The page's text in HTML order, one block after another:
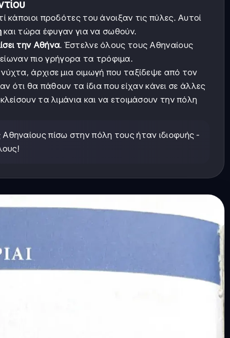
προδότες του άνοιξαν τις πύλες. Αυτοί
και τώρα έφυγαν για να σωθούν.
την Αθήνα. Έστελνε όλους τους Αθηναίους
πιο γρήγορα τα τρόφιμα.
άρχισε μια οιμωγή που ταξίδεψε από τον
ότι θα πάθουν τα ίδια που είχαν κάνει σε άλλες
τα λιμάνια και να ετοιμάσουν την πόλη
πίσω στην πόλη τους ήταν ιδιοφυής -